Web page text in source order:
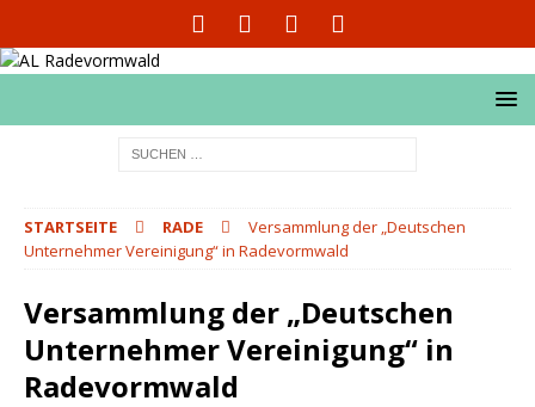
STARTSEITE RADE
Versammlung der „Deutschen
Unternehmer Vereinigung“ in Radevormwald
Versammlung der „Deutschen
Unternehmer Vereinigung“ in
Radevormwald